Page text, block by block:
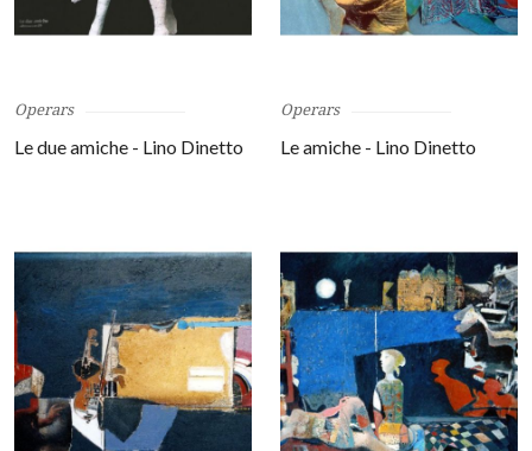
Operars
Le due amiche - Lino Dinetto
Operars
Le amiche - Lino Dinetto